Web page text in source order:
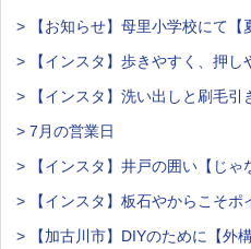
> 【お知らせ】母里小学校にて【
> 【インスタ】歩きやすく、押し
> 【インスタ】洗い出しと刷毛引
> 7月の営業日
> 【インスタ】井戸の囲い【じゃ
> 【インスタ】板石やからこそポ
> 【加古川市】DIYのために【外